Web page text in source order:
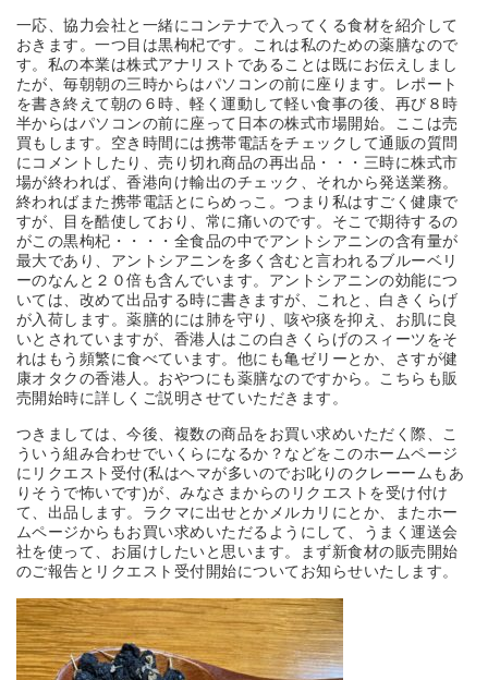
一応、協力会社と一緒にコンテナで入ってくる食材を紹介して
おきます。一つ目は黒枸杞です。これは私のための薬膳なので
す。私の本業は株式アナリストであることは既にお伝えしまし
たが、毎朝朝の三時からはパソコンの前に座ります。レポート
を書き終えて朝の６時、軽く運動して軽い食事の後、再び８時
半からはパソコンの前に座って日本の株式市場開始。ここは売
買もします。空き時間には携帯電話をチェックして通販の質問
にコメントしたり、売り切れ商品の再出品・・・三時に株式市
場が終われば、香港向け輸出のチェック、それから発送業務。
終わればまた携帯電話とにらめっこ。つまり私はすごく健康で
すが、目を酷使しており、常に痛いのです。そこで期待するの
がこの黒枸杞・・・・全食品の中でアントシアニンの含有量が
最大であり、アントシアニンを多く含むと言われるブルーベリ
ーのなんと２０倍も含んでいます。アントシアニンの効能につ
いては、改めて出品する時に書きますが、これと、白きくらげ
が入荷します。薬膳的には肺を守り、咳や痰を抑え、お肌に良
いとされていますが、香港人はこの白きくらげのスィーツをそ
れはもう頻繁に食べています。他にも亀ゼリーとか、さすが健
康オタクの香港人。おやつにも薬膳なのですから。こちらも販
売開始時に詳しくご説明させていただきます。
つきましては、今後、複数の商品をお買い求めいただく際、こ
ういう組み合わせでいくらになるか？などをこのホームページ
にリクエスト受付(私はヘマが多いのでお叱りのクレーームもあ
りそうで怖いです)が、みなさまからのリクエストを受け付け
て、出品します。ラクマに出せとかメルカリにとか、またホー
ムページからもお買い求めいただるようにして、うまく運送会
社を使って、お届けしたいと思います。まず新食材の販売開始
のご報告とリクエスト受付開始についてお知らせいたします。